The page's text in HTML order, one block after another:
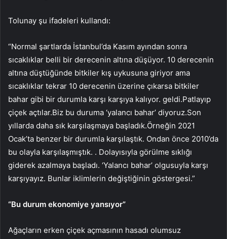
Tolunay şu ifadeleri kullandı:
“Normal şartlarda İstanbul’da Kasım ayından sonra
sıcaklıklar belli bir derecenin altına düşüyor. 10 derecenin
altına düştüğünde bitkiler kış uykusuna giriyor ama
sıcaklıklar tekrar 10 derecenin üzerine çıkarsa bitkiler
bahar gibi bir durumla karşı karşıya kalıyor. geldi.Patlayıp
çiçek açtılar.Biz bu duruma ‘yalancı bahar’ diyoruz.Son
yıllarda daha sık karşılaşmaya başladık.Örneğin 2021
Ocak’ta benzer bir durumla karşılaştık. Ondan önce 2010’da
bu olayla karşılaşmıştık. . Dolayısıyla görülme sıklığı
giderek azalmaya başladı. ‘Yalancı bahar’ olgusuyla karşı
karşıyayız. Bunlar iklimlerin değiştiğinin göstergesi.”
“Bu durum ekonomiye yansıyor”
Ağaçların erken çiçek açmasının hasadı olumsuz